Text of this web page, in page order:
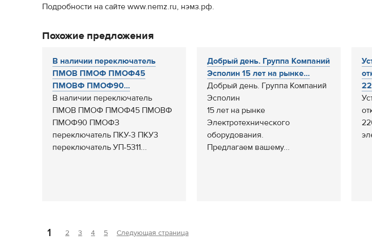
Подробности на сайте www.nemz.ru, нэмз.рф.
Похожие предложения
В наличии переключатель
ПМОВ ПМОФ ПМОФ45
ПМОВФ ПМОФ90...
В наличии переключатель
ПМОВ ПМОФ ПМОФ45 ПМОВФ
ПМОФ90 ПМОФЗ
переключатель ПКУ-3 ПКУ3
переключатель УП-5311...
Добрый день. Группа Компаний
Эсполин 15 лет на рынке...
Добрый день. Группа Компаний
Эсполин
15 лет на рынке
Электротехнического
оборудования.
Предлагаем вашему...
1 2 3 4 5 Следующая страница